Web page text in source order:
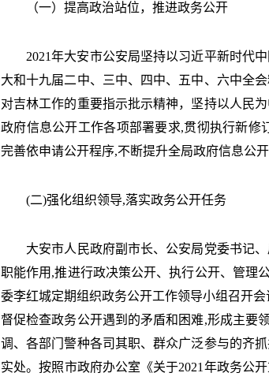
（一）提高政治站位，推进政务公开
2021年大安市公安局坚持以习近平新时代中
大和十九届二中、三中、四中、五中、六中全
对吉林工作的重要指示批示精神，坚持以人民
政府信息公开工作各项部署要求,贯彻执行新修
完善依申请公开程序,不断提升全局政府信息公开
(二)强化组织领导,落实政务公开任务
大安市人民政府副市长、公安局党委书记、
职能作用,推进行政决策公开、执行公开、管理
委李红城定期组织政务公开工作领导小组召开
督促检查政务公开遇到的矛盾和困难,形成主要
调、各部门警种各司其职、群众广泛参与的齐
实处。按照市政府办公室《关于2021年政务公